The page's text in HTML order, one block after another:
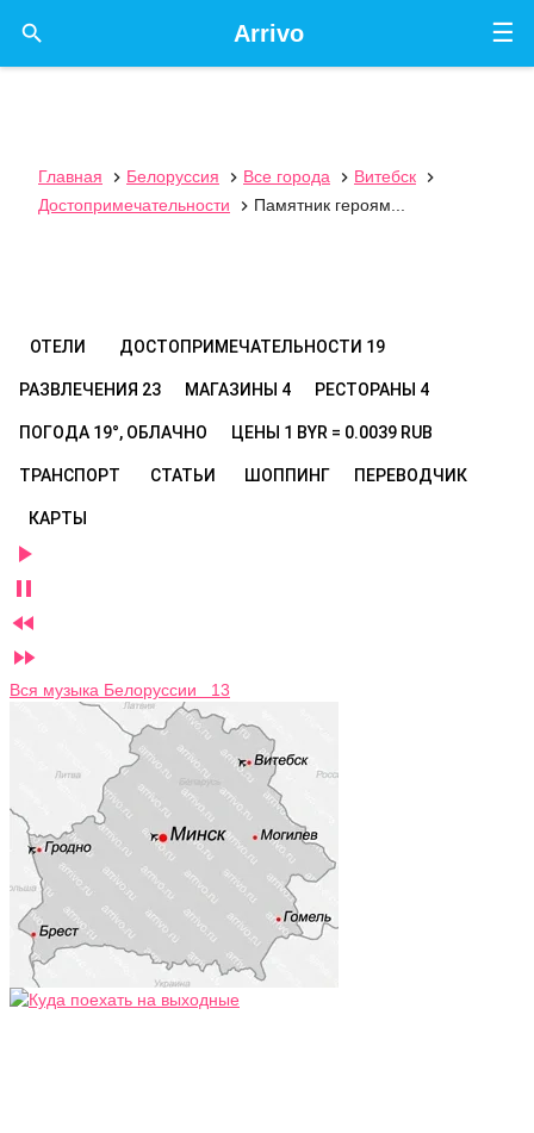
☰
Arrivo

Главная  Белоруссия  Все города  Витебск

Достопримечательности
 Памятник героям...
ОТЕЛИ ДОСТОПРИМЕЧАТЕЛЬНОСТИ 19
РАЗВЛЕЧЕНИЯ 23 МАГАЗИНЫ 4 РЕСТОРАНЫ 4
ПОГОДА 19°, ОБЛАЧНО ЦЕНЫ 1 BYR = 0.0039 RUB
ТРАНСПОРТ СТАТЬИ ШОППИНГ ПЕРЕВОДЧИК
КАРТЫ




Вся музыка Белоруссии 13